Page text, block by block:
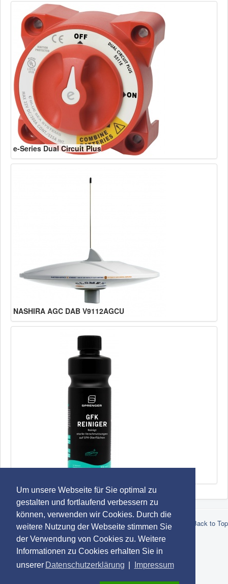
Um unsere Webseite für Sie optimal zu
gestalten und fortlaufend verbessern zu
können, verwenden wir Cookies. Durch die
weitere Nutzung der Webseite stimmen Sie
der Verwendung von Cookies zu. Weitere
Informationen zu Cookies erhalten Sie in
unserer Datenschutzerklärung Impressum
e-Series Dual Circuit Plus
NASHIRA AGC DAB V9112AGCU
Back to Top
© 2026 Robert Lindemann KG -Datenschutz-Impressum-
Marken